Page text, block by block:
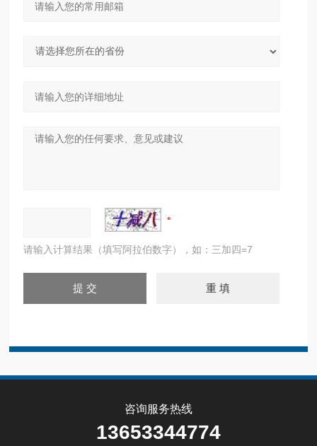
请输入计算结果（填写阿拉伯数字），如：三加四=7
咨询服务热线
13653344774